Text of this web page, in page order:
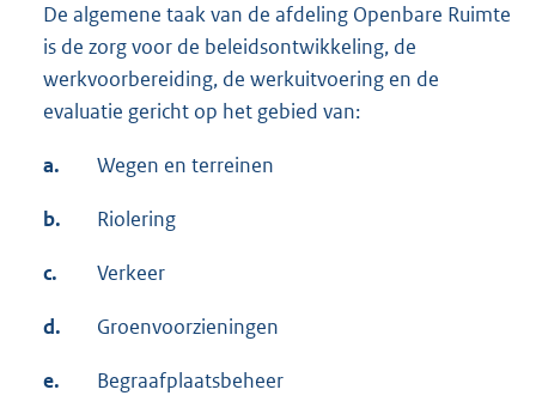
De algemene taak van de afdeling Openbare Ruimte
is de zorg voor de beleidsontwikkeling, de
werkvoorbereiding, de werkuitvoering en de
evaluatie gericht op het gebied van:
a. Wegen en terreinen
b. Riolering
c. Verkeer
d. Groenvoorzieningen
e. Begraafplaatsbeheer